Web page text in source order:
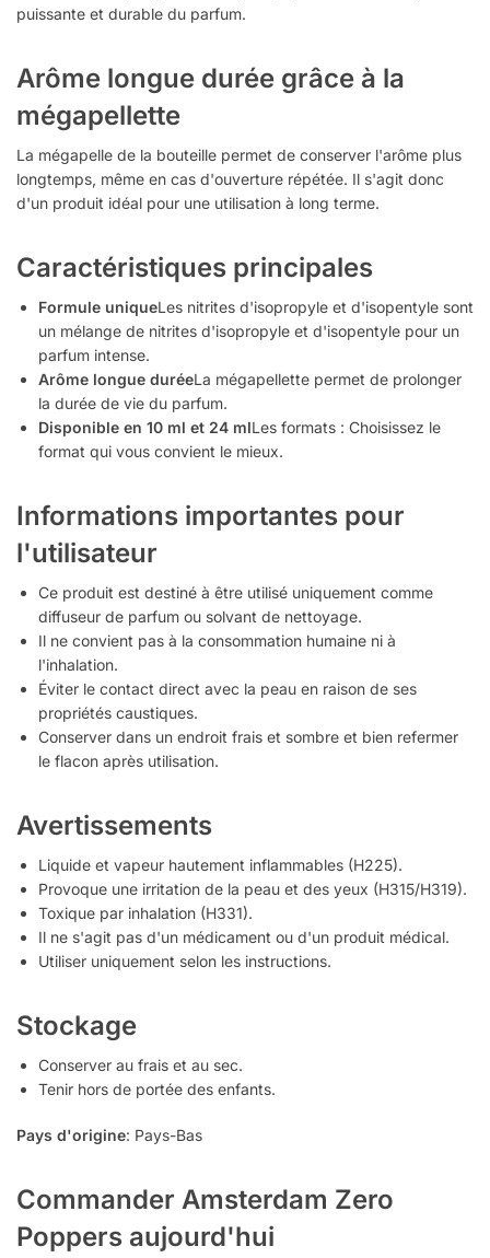
puissante et durable du parfum.
Arôme longue durée grâce à la
mégapellette
La mégapelle de la bouteille permet de conserver l'arôme plus
longtemps, même en cas d'ouverture répétée. Il s'agit donc
d'un produit idéal pour une utilisation à long terme.
Caractéristiques principales
Formule uniqueLes nitrites d'isopropyle et d'isopentyle sont
un mélange de nitrites d'isopropyle et d'isopentyle pour un
parfum intense.
Arôme longue duréeLa mégapellette permet de prolonger
la durée de vie du parfum.
Disponible en 10 ml et 24 mlLes formats : Choisissez le
format qui vous convient le mieux.
Informations importantes pour
l'utilisateur
Ce produit est destiné à être utilisé uniquement comme
diffuseur de parfum ou solvant de nettoyage.
Il ne convient pas à la consommation humaine ni à
l'inhalation.
Éviter le contact direct avec la peau en raison de ses
propriétés caustiques.
Conserver dans un endroit frais et sombre et bien refermer
le flacon après utilisation.
Avertissements
Liquide et vapeur hautement inflammables (H225).
Provoque une irritation de la peau et des yeux (H315/H319).
Toxique par inhalation (H331).
Il ne s'agit pas d'un médicament ou d'un produit médical.
Utiliser uniquement selon les instructions.
Stockage
Conserver au frais et au sec.
Tenir hors de portée des enfants.
Pays d'origine: Pays-Bas
Commander Amsterdam Zero
Poppers aujourd'hui